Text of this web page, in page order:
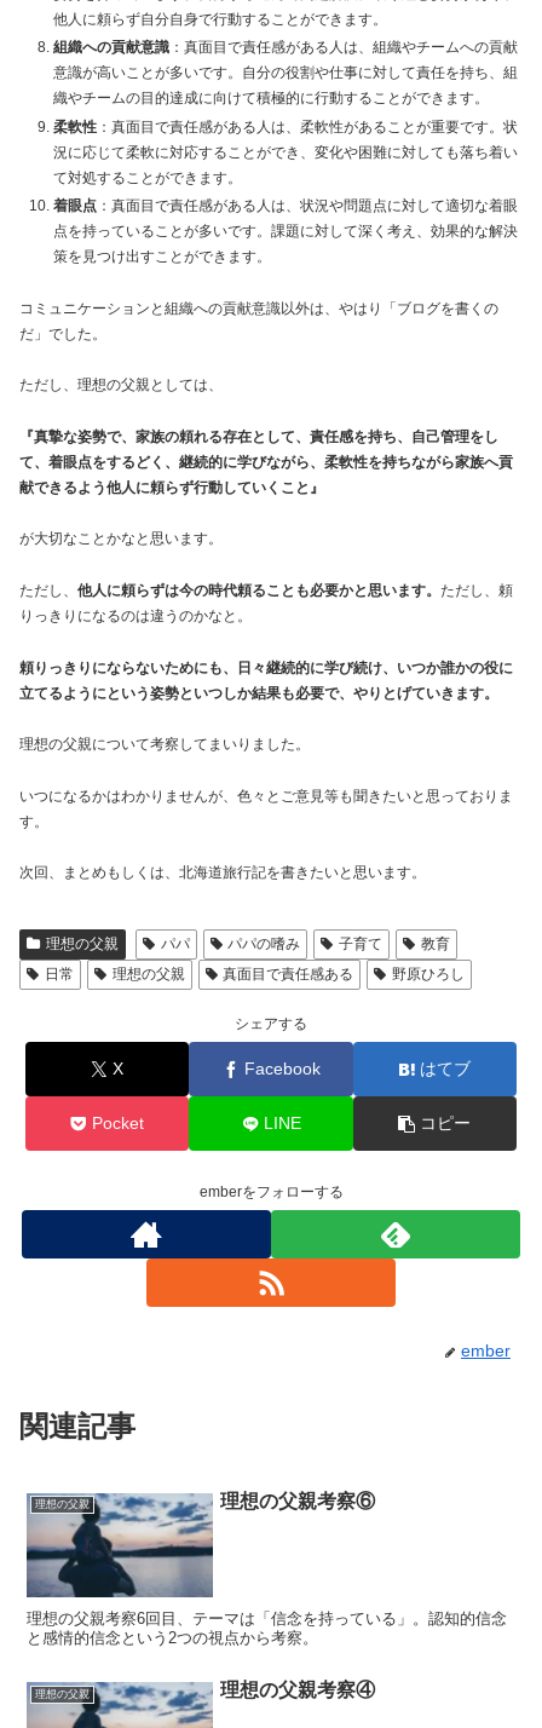
他人に頼らず自分自身で行動することができます。
組織への貢献意識 ：真面目で責任感がある人は、組織やチームへの貢献
意識が高いことが多いです。自分の役割や仕事に対して責任を持ち、組
織やチームの目的達成に向けて積極的に行動することができます。
柔軟性 ：真面目で責任感がある人は、柔軟性があることが重要です。状
況に応じて柔軟に対応することができ、変化や困難に対しても落ち着い
て対処することができます。
着眼点 ：真面目で責任感がある人は、状況や問題点に対して適切な着眼
点を持っていることが多いです。課題に対して深く考え、効果的な解決
策を見つけ出すことができます。
コミュニケーションと組織への貢献意識以外は、やはり「ブログを書くの
だ」でした。
ただし、理想の父親としては、
『真摯な姿勢で、家族の頼れる存在として、責任感を持ち、自己管理をし
て、着眼点をするどく、継続的に学びながら、柔軟性を持ちながら家族へ貢
献できるよう他人に頼らず行動していくこと』
が大切なことかなと思います。
ただし、 他人に頼らずは今の時代頼ることも必要かと思います。 ただし、頼
りっきりになるのは違うのかなと。
頼りっきりにならないためにも、日々継続的に学び続け、いつか誰かの役に
立てるようにという姿勢といつしか結果も必要で、やりとげていきます。
理想の父親について考察してまいりました。
いつになるかはわかりませんが、色々とご意見等も聞きたいと思っておりま
す。
次回、まとめもしくは、北海道旅行記を書きたいと思います。
理想の父親 パパ パパの嗜み 子育て
教育
日常
理想の父親 真面目で責任感ある 野原ひろし
シェアする
X Facebook はてブ
Pocket LINE コピー
emberをフォローする
ember
関連記事
理想の父親 理想の父親考察⑥
理想の父親考察6回目、テーマは「信念を持っている」。認知的信念
と感情的信念という2つの視点から考察。
理想の父親 理想の父親考察④